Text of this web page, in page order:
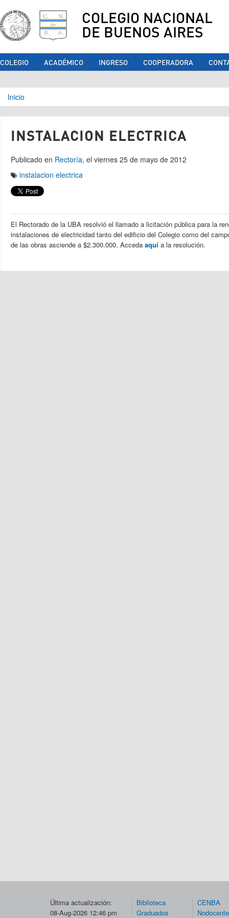
COLEGIO NACIONAL
DE BUENOS AIRES
COLEGIO ACADÉMICO INGRESO COOPERADORA
Se encuentra usted aquí
Inicio
INSTALACION ELECTRICA
Publicado en Rectoría, el viernes 25 de mayo de 2012
instalacion electrica
El Rectorado de la UBA resolvió el llamado a licitación pública para la
instalaciones de electricidad tanto del edificio del Colegio como del
de las obras asciende a $2.300.000. Acceda aquí a la resolución.
Última actualización:
08-Aug-2026 12:46 pm
Biblioteca
Graduados
CENBA